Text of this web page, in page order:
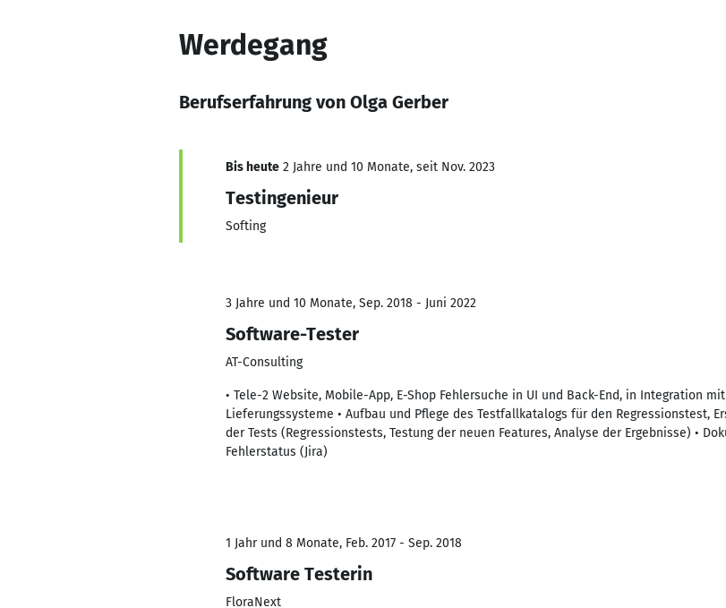
Werdegang
Berufserfahrung von Olga Gerber
Bis heute 2 Jahre und 10 Monate, seit Nov. 2023
Testingenieur
Softing
3 Jahre und 10 Monate, Sep. 2018 - Juni 2022
Software-Tester
AT-Consulting
• Tele-2 Website, Mobile-App, E-Shop Fehlersuche in UI und Back-End, in Integration
Lieferungssysteme • Aufbau und Pflege des Testfallkatalogs für den Regressionstest,
der Tests (Regressionstests, Testung der neuen Features, Analyse der Ergebnisse) •
Fehlerstatus (Jira)
1 Jahr und 8 Monate, Feb. 2017 - Sep. 2018
Software Testerin
FloraNext